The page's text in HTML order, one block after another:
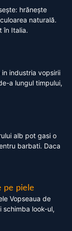
hrănește
naturală.
în Italia.
in industria vopsirii
a lungul timpului,
alb pot gasi o
barbati. Daca
pe piele
Vopseaua de
look-ul,